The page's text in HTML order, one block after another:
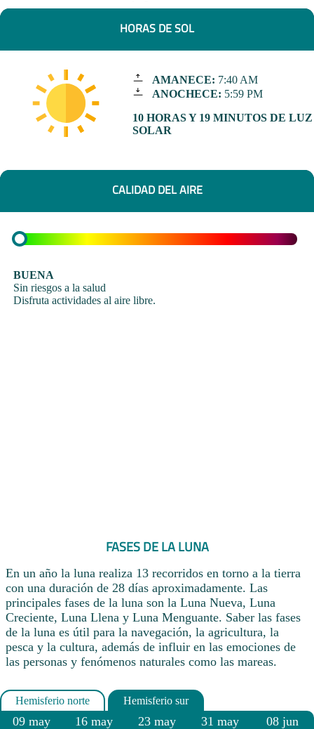
HORAS DE SOL
AMANECE: 7:40 AM
ANOCHECE: 5:59 PM
10 HORAS Y 19 MINUTOS DE LUZ
SOLAR
CALIDAD DEL AIRE
BUENA
Sin riesgos a la salud
Disfruta actividades al aire libre.
FASES DE LA LUNA
En un año la luna realiza 13 recorridos en torno a la tierra
con una duración de 28 días aproximadamente. Las
principales fases de la luna son la Luna Nueva, Luna
Creciente, Luna Llena y Luna Menguante. Saber las fases
de la luna es útil para la navegación, la agricultura, la
pesca y la cultura, además de influir en las emociones de
las personas y fenómenos naturales como las mareas.
09 may 16 may 23 may 31 may 08 jun